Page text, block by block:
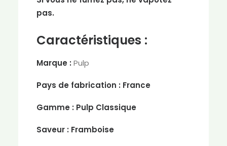
pas.
Caractéristiques :
Marque : Pulp
Pays de fabrication : France
Gamme : Pulp Classique
Saveur : Framboise